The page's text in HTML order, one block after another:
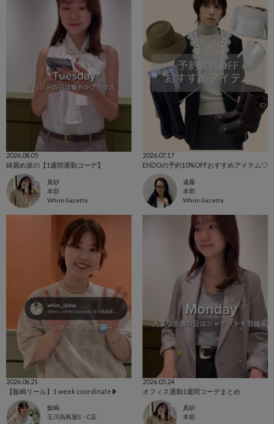
2026.08.05
綺麗め派の【1週間通勤コーデ】
真砂
本部
Whim Gazette
2026.07.17
ENDOの予約10%OFFおすすめアイテム♡
遠藤
本部
Whim Gazette
2026.06.21
【飯嶋リール】1 week coordinate❥
飯嶋
玉川高島屋S・C店
2026.05.24
オフィス通勤1週間コーデまとめ
真砂
本部